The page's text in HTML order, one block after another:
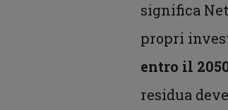
significa
propri
entro il
residua